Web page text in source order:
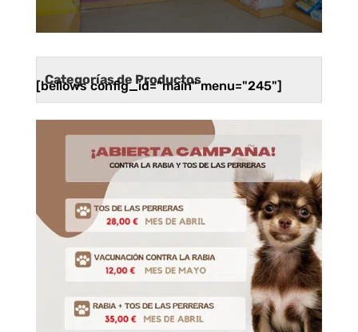
Categorías de Productos
[bellows config_id="main" menu="245"]